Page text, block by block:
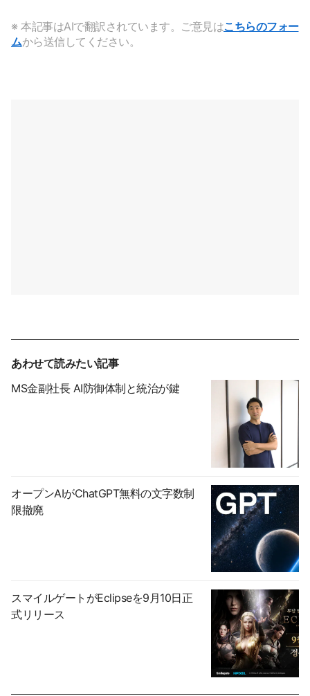
※ 本記事はAIで翻訳されています。ご意見はこちらのフォー
ムから送信してください。
あわせて読みたい記事
MS金副社長 AI防御体制と統治が鍵
オープンAIがChatGPT無料の文字数制
限撤廃
スマイルゲートがEclipseを9月10日正
式リリース